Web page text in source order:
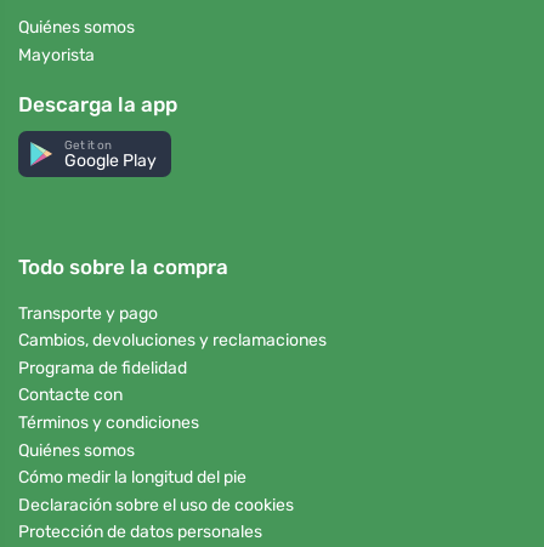
Quiénes somos
Mayorista
Descarga la app
Get it on
Google Play
Todo sobre la compra
Transporte y pago
Cambios, devoluciones y reclamaciones
Programa de fidelidad
Contacte con
Términos y condiciones
Quiénes somos
Cómo medir la longitud del pie
Declaración sobre el uso de cookies
Protección de datos personales